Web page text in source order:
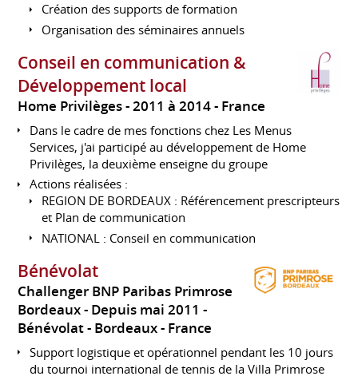
Création des supports de formation
Organisation des séminaires annuels
Conseil en communication &
Développement local
Home Privilèges 2011 à 2014 France
Dans le cadre de mes fonctions chez Les Menus
Services, j'ai participé au développement de Home
Privilèges, la deuxième enseigne du groupe
Actions réalisées :
REGION DE BORDEAUX : Référencement prescripteurs
et Plan de communication
NATIONAL : Conseil en communication
Bénévolat
Challenger BNP Paribas Primrose
Bordeaux
Depuis mai 2011
Bénévolat
Bordeaux France
Support logistique et opérationnel pendant les 10 jours
du tournoi international de tennis de la Villa Primrose